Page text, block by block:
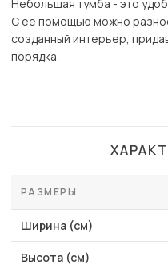
Небольшая тумба - это
С её помощью можно
созданный интерьер,
порядка.
РАЗМЕРЫ
Ширина (см)
Высота (см)